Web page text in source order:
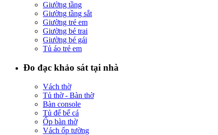
Giường tầng
Giường tầng sắt
Giường trẻ em
Giường bé trai
Giường bé gái
Tủ áo trẻ em
Đo đạc khảo sát tại nhà
Vách thờ
Tủ thờ - Bàn thờ
Bàn console
Tủ để bể cá
Ốp bàn thờ
Vách ốp tường